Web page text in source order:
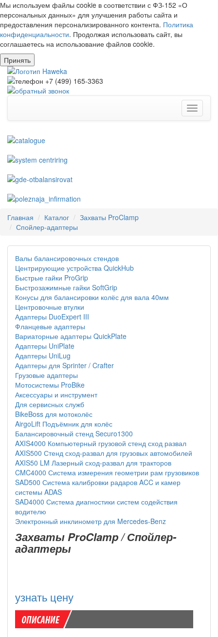
Мы используем файлы cookie в соответствии с ФЗ-152 «О
персональных данных» для улучшения работы сайта и
предоставления персонализированного контента. Политика
конфиденциальности. Продолжая использовать сайт, вы
соглашаетесь на использование файлов cookie.
Принять
Toggle
Главная Каталог
Захваты ProClamp
Спойлер-адаптеры
Валы балансировочных стендов
Центрирующие устройства QuickHub
Быстрые гайки ProGrip
Быстрозажимные гайки SoftGrip
Конусы для балансировки колёс для вала 40мм
Центровочные втулки
Адаптеры DuoExpert III
Фланцевые адаптеры
Вариаторные адаптеры QuickPlate
Адаптеры UniPlate
Адаптеры UniLug
Адаптеры для Sprinter / Crafter
Грузовые адаптеры
Мотосистемы ProBike
Аксессуары и инструмент
Для сервисных служб
BikeBoss для мотоколёс
AirgoLift Подъёмник для колёс
Балансировочный стенд Securo1300
AXIS4000 Компьютерный грузовой стенд сход развал
AXIS500 Стенд сход-развал для грузовых автомобилей
AXIS50 LM Лазерный сход-развал для тракторов
CMC4000 Система измерения геометрии рам грузовиков
SAD500 Система калибровки радаров ACC и камер
системы ADAS
SAD4000 Система диагностики систем содействия
водителю
Электронный инклинометр для Mercedes-Benz
Захваты ProClamp / Спойлер-
адаптеры
узнать цену